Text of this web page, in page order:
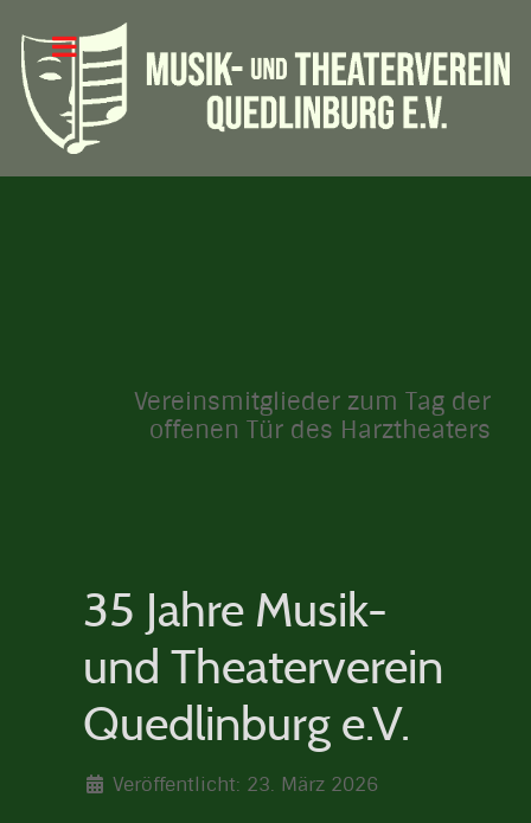
Vereinsmitglieder zum Tag der
offenen Tür des Harztheaters
35 Jahre Musik-
und Theaterverein
Quedlinburg e.V.
Veröffentlicht: 23. März 2026